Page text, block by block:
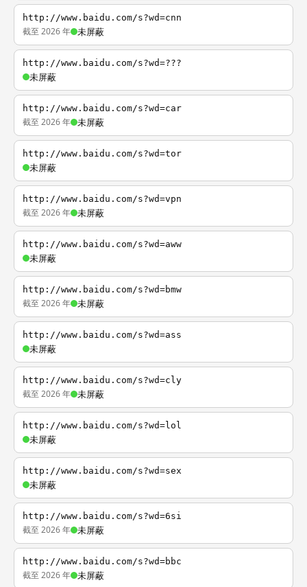
http://www.baidu.com/s?wd=cnn
截至 2026 年 未屏蔽
http://www.baidu.com/s?wd=???
未屏蔽
http://www.baidu.com/s?wd=car
截至 2026 年 未屏蔽
http://www.baidu.com/s?wd=tor
未屏蔽
http://www.baidu.com/s?wd=vpn
截至 2026 年 未屏蔽
http://www.baidu.com/s?wd=aww
未屏蔽
http://www.baidu.com/s?wd=bmw
截至 2026 年 未屏蔽
http://www.baidu.com/s?wd=ass
未屏蔽
http://www.baidu.com/s?wd=cly
截至 2026 年 未屏蔽
http://www.baidu.com/s?wd=lol
未屏蔽
http://www.baidu.com/s?wd=sex
未屏蔽
http://www.baidu.com/s?wd=6si
截至 2026 年 未屏蔽
http://www.baidu.com/s?wd=bbc
截至 2026 年 未屏蔽